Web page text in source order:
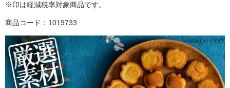
※印は軽減税率対象商品です。
商品コード：1019733